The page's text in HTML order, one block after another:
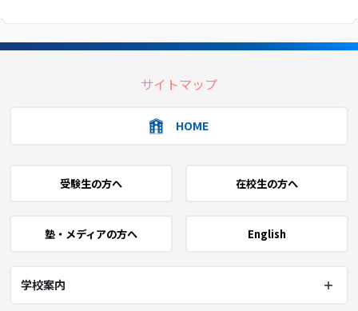
サイトマップ
HOME
受験生の方へ 在校生の方へ
塾・メディアの方へ English
学校案内